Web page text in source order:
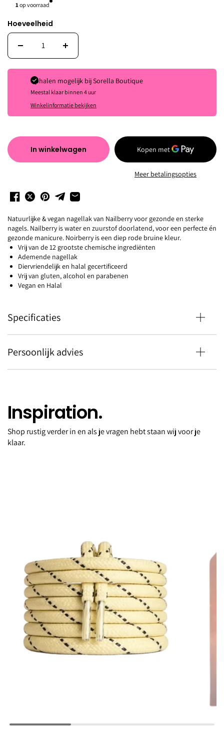
1op voorraad
Hoeveelheid
Ophalen mogelijk bijSorella Boutique
Meestal klaar binnen 4 uur
Winkelinformatie bekijken
In winkelwagen
Meer betalingsopties
Natuurlijke & vegan nagellak van Nailberry voor gezonde en sterke
nagels. Nailberry is water en zuurstof doorlatend, voor een perfecte én
gezonde manicure. Noirberry is een diep rode bruine kleur.
Vrij van de 12 grootste chemische ingrediënten
Ademende nagellak
Diervriendelijk en halal gecertificeerd
Vrij van gluten, alcohol en parabenen
Vegan en Halal
Specificaties
Persoonlijk advies
Nailpolish Noirberry
Inspiration.
Shop rustig verder in en als je vragen hebt staan wij voor je
klaar.